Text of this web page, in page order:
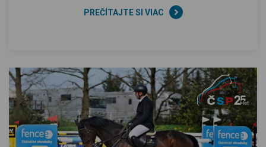
PREČÍTAJTE SI VIAC